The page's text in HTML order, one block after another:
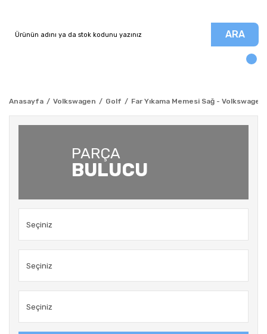
ARA
Anasayfa Volkswagen Golf Far Yıkama Memesi Sağ -
PARÇA
BULUCU